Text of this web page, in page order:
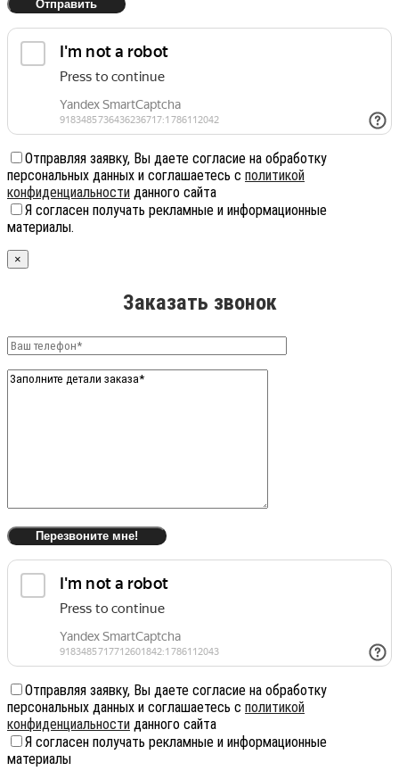
Отправляя заявку, Вы даете согласие на обработку
персональных данных и соглашаетесь с политикой
конфиденциальности данного сайта
Я согласен получать рекламные и информационные
материалы.
×
Заказать звонок
Отправляя заявку, Вы даете согласие на обработку
персональных данных и соглашаетесь с политикой
конфиденциальности данного сайта
Я согласен получать рекламные и информационные
материалы